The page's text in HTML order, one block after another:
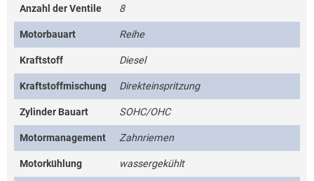
Anzahl der Ventile 8
Motorbauart Reihe
Kraftstoff Diesel
Kraftstoffmischung Direkteinspritzung
Zylinder Bauart SOHC/OHC
Motormanagement Zahnriemen
Motorkühlung wassergekühlt